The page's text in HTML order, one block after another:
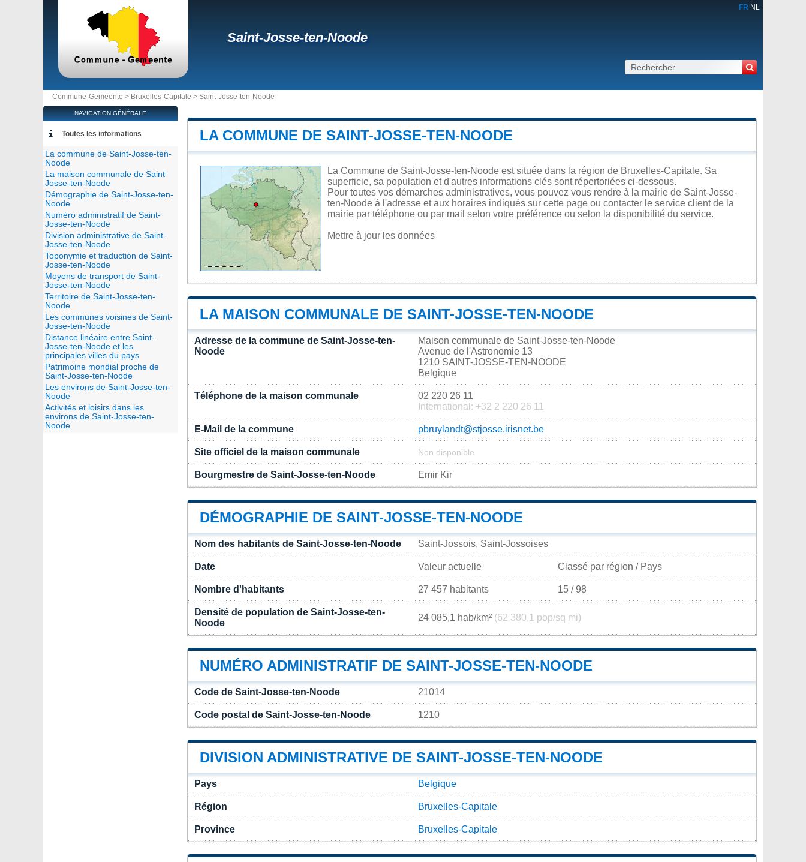
FR NL
Saint-Josse-ten-Noode
Commune-Gemeente > Bruxelles-Capitale > Saint-Josse-ten-Noode
LA COMMUNE DE SAINT-JOSSE-TEN-NOODE
La Commune de Saint-Josse-ten-Noode est située dans la région de Bruxelles-Capitale. Sa
superficie, sa population et d'autres informations clés sont répertoriées ci-dessous.
Pour toutes vos démarches administratives, vous pouvez vous rendre à la mairie de Saint-Josse-
ten-Noode à l'adresse et aux horaires indiqués sur cette page ou contacter le service client de la
mairie par téléphone ou par mail selon votre préférence ou selon la disponibilité du service.
Mettre à jour les données
LA MAISON COMMUNALE DE SAINT-JOSSE-TEN-NOODE
Adresse de la commune de Saint-Josse-ten-
Noode
Maison communale de Saint-Josse-ten-Noode
Avenue de l'Astronomie 13
1210 SAINT-JOSSE-TEN-NOODE
Belgique
Téléphone de la maison communale
02 220 26 11
International: +32 2 220 26 11
E-Mail de la commune pbruylandt@stjosse.irisnet.be
Site officiel de la maison communale Non disponible
Bourgmestre de Saint-Josse-ten-Noode Emir Kir
DÉMOGRAPHIE DE SAINT-JOSSE-TEN-NOODE
Nom des habitants de Saint-Josse-ten-Noode Saint-Jossois, Saint-Jossoises
Date Valeur actuelle Classé par région / Pays
Nombre d'habitants 27 457 habitants 15 / 98
Densité de population de Saint-Josse-ten-
Noode
24 085,1 hab/km² (62 380,1 pop/sq mi)
NUMÉRO ADMINISTRATIF DE SAINT-JOSSE-TEN-NOODE
Code de Saint-Josse-ten-Noode 21014
Code postal de Saint-Josse-ten-Noode 1210
DIVISION ADMINISTRATIVE DE SAINT-JOSSE-TEN-NOODE
Pays Belgique
Région Bruxelles-Capitale
Province Bruxelles-Capitale
NAVIGATION GÉNÉRALE
Toutes les informations
La commune de Saint-Josse-ten-
Noode
La maison communale de Saint-
Josse-ten-Noode
Démographie de Saint-Josse-ten-
Noode
Numéro administratif de Saint-
Josse-ten-Noode
Division administrative de Saint-
Josse-ten-Noode
Toponymie et traduction de Saint-
Josse-ten-Noode
Moyens de transport de Saint-
Josse-ten-Noode
Territoire de Saint-Josse-ten-
Noode
Les communes voisines de Saint-
Josse-ten-Noode
Distance linéaire entre Saint-
Josse-ten-Noode et les
principales villes du pays
Patrimoine mondial proche de
Saint-Josse-ten-Noode
Les environs de Saint-Josse-ten-
Noode
Activités et loisirs dans les
environs de Saint-Josse-ten-
Noode